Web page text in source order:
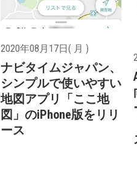
2020年08月17日( 月 )
ナビタイムジャパン、
シンプルで使いやすい
地図アプリ「ここ地
図」のiPhone版をリリ
ース